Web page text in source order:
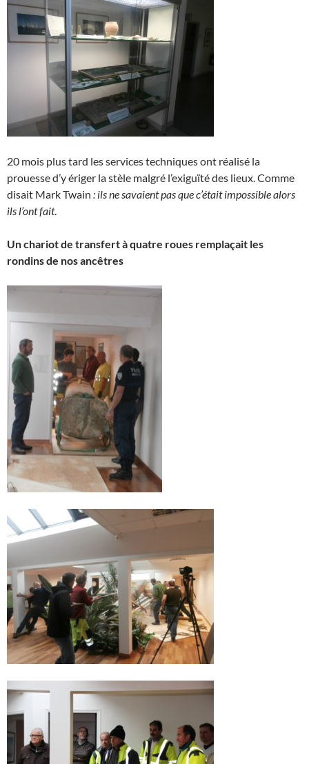
20 mois plus tard les services techniques ont réalisé la
prouesse d’y ériger la stèle malgré l’exiguïté des lieux. Comme
disait Mark Twain : ils ne savaient pas que c’était impossible alors
ils l’ont fait.
Un chariot de transfert à quatre roues remplaçait les
rondins de nos ancêtres